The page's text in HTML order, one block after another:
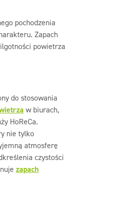
pochodzenia
Zapach
powietrza
do stosowania
w biurach,
HoReCa.
nie tylko
atmosferę
czystości
zapach